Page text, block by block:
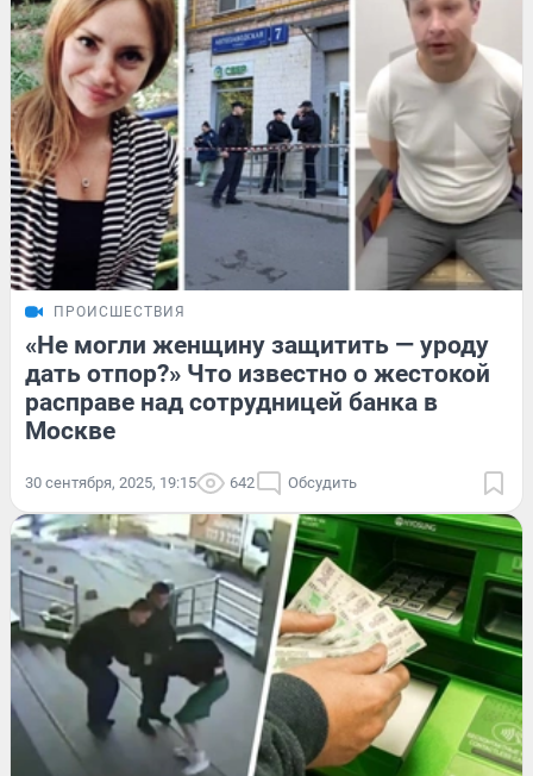
ПРОИСШЕСТВИЯ
«Не могли женщину защитить — уроду
дать отпор?» Что известно о жестокой
расправе над сотрудницей банка в
Москве
30 сентября, 2025, 19:15 642 Обсудить